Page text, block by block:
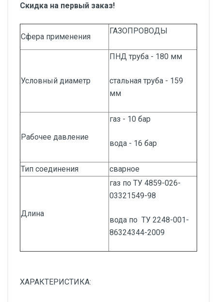
Скидка на первый заказ!
Сфера применения
ГАЗОПРОВОДЫ
Условный диаметр
ПНД труба - 180 мм
стальная труба - 159
мм
Рабочее давление
газ - 10 бар
вода - 16 бар
Тип соединения сварное
Длина
газ по ТУ 4859-026-
03321549-98
вода по ТУ 2248-001-
86324344-2009
ХАРАКТЕРИСТИКА: